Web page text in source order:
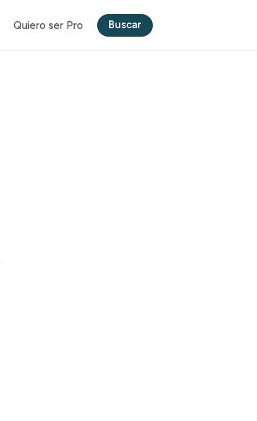
Quiero ser Pro Buscar